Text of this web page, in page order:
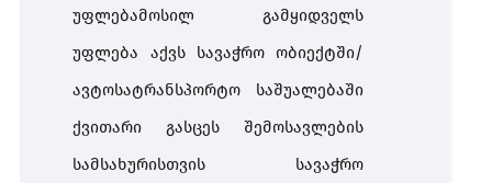
უფლებამოსილ
გამყიდველს
უფლება
აქვს სავაჭრო ობიექტში/
ავტოსატრანსპორტო
საშუალებაში
ქვითარი
გასცეს
შემოსავლების
სამსახურისთვის
სავაჭრო